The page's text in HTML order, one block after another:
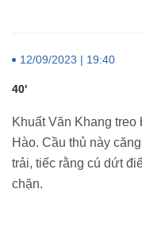
12/09/2023 | 19:40
40'
Khuất Văn Khang
Hào. Cầu thủ này
trải, tiếc rằng cú dứt
chặn.